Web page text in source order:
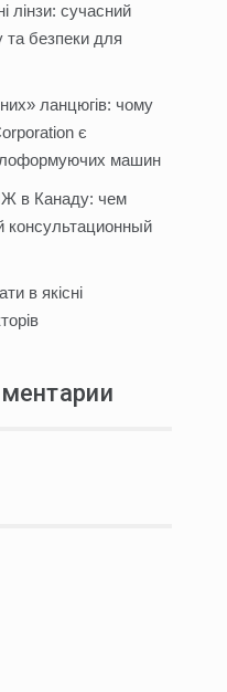
лінзи: сучасний
та безпеки для
ланцюгів: чому
є
машин
в Канаду: чем
консультационный
в якісні